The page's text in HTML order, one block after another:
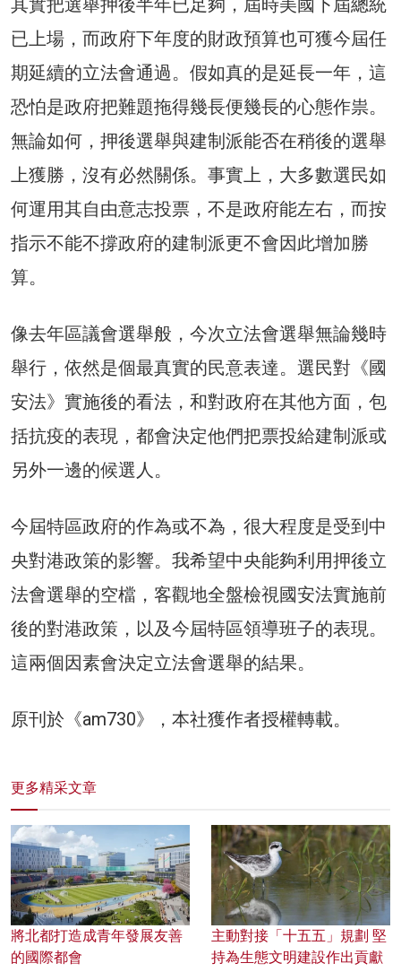
已上場，而政府下年度的財政預算也可獲今屆任
期延續的立法會通過。假如真的是延長一年，這
恐怕是政府把難題拖得幾長便幾長的心態作祟。
無論如何，押後選舉與建制派能否在稍後的選舉
上獲勝，沒有必然關係。事實上，大多數選民如
何運用其自由意志投票，不是政府能左右，而按
指示不能不撐政府的建制派更不會因此增加勝
算。
像去年區議會選舉般，今次立法會選舉無論幾時
舉行，依然是個最真實的民意表達。選民對《國
安法》實施後的看法，和對政府在其他方面，包
括抗疫的表現，都會決定他們把票投給建制派或
另外一邊的候選人。
今屆特區政府的作為或不為，很大程度是受到中
央對港政策的影響。我希望中央能夠利用押後立
法會選舉的空檔，客觀地全盤檢視國安法實施前
後的對港政策，以及今屆特區領導班子的表現。
這兩個因素會決定立法會選舉的結果。
原刊於《am730》，本社獲作者授權轉載。
更多精采文章
將北都打造成青年發展友善
的國際都會
主動對接「十五五」規劃 堅
持為生態文明建設作出貢獻